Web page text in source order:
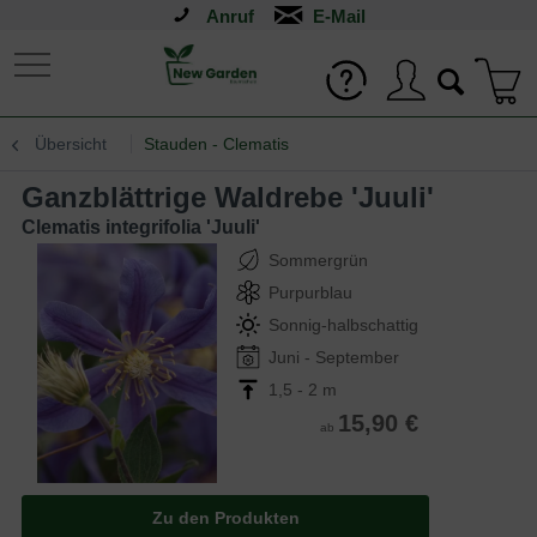
Anruf
Übersicht Stauden - Clematis
Ganzblättrige Waldrebe 'Juuli'
Clematis integrifolia 'Juuli'
Sommergrün
Purpurblau
Sonnig-halbschattig
Juni - September
1,5 - 2 m
ab 15,90 €
Zu den Produkten